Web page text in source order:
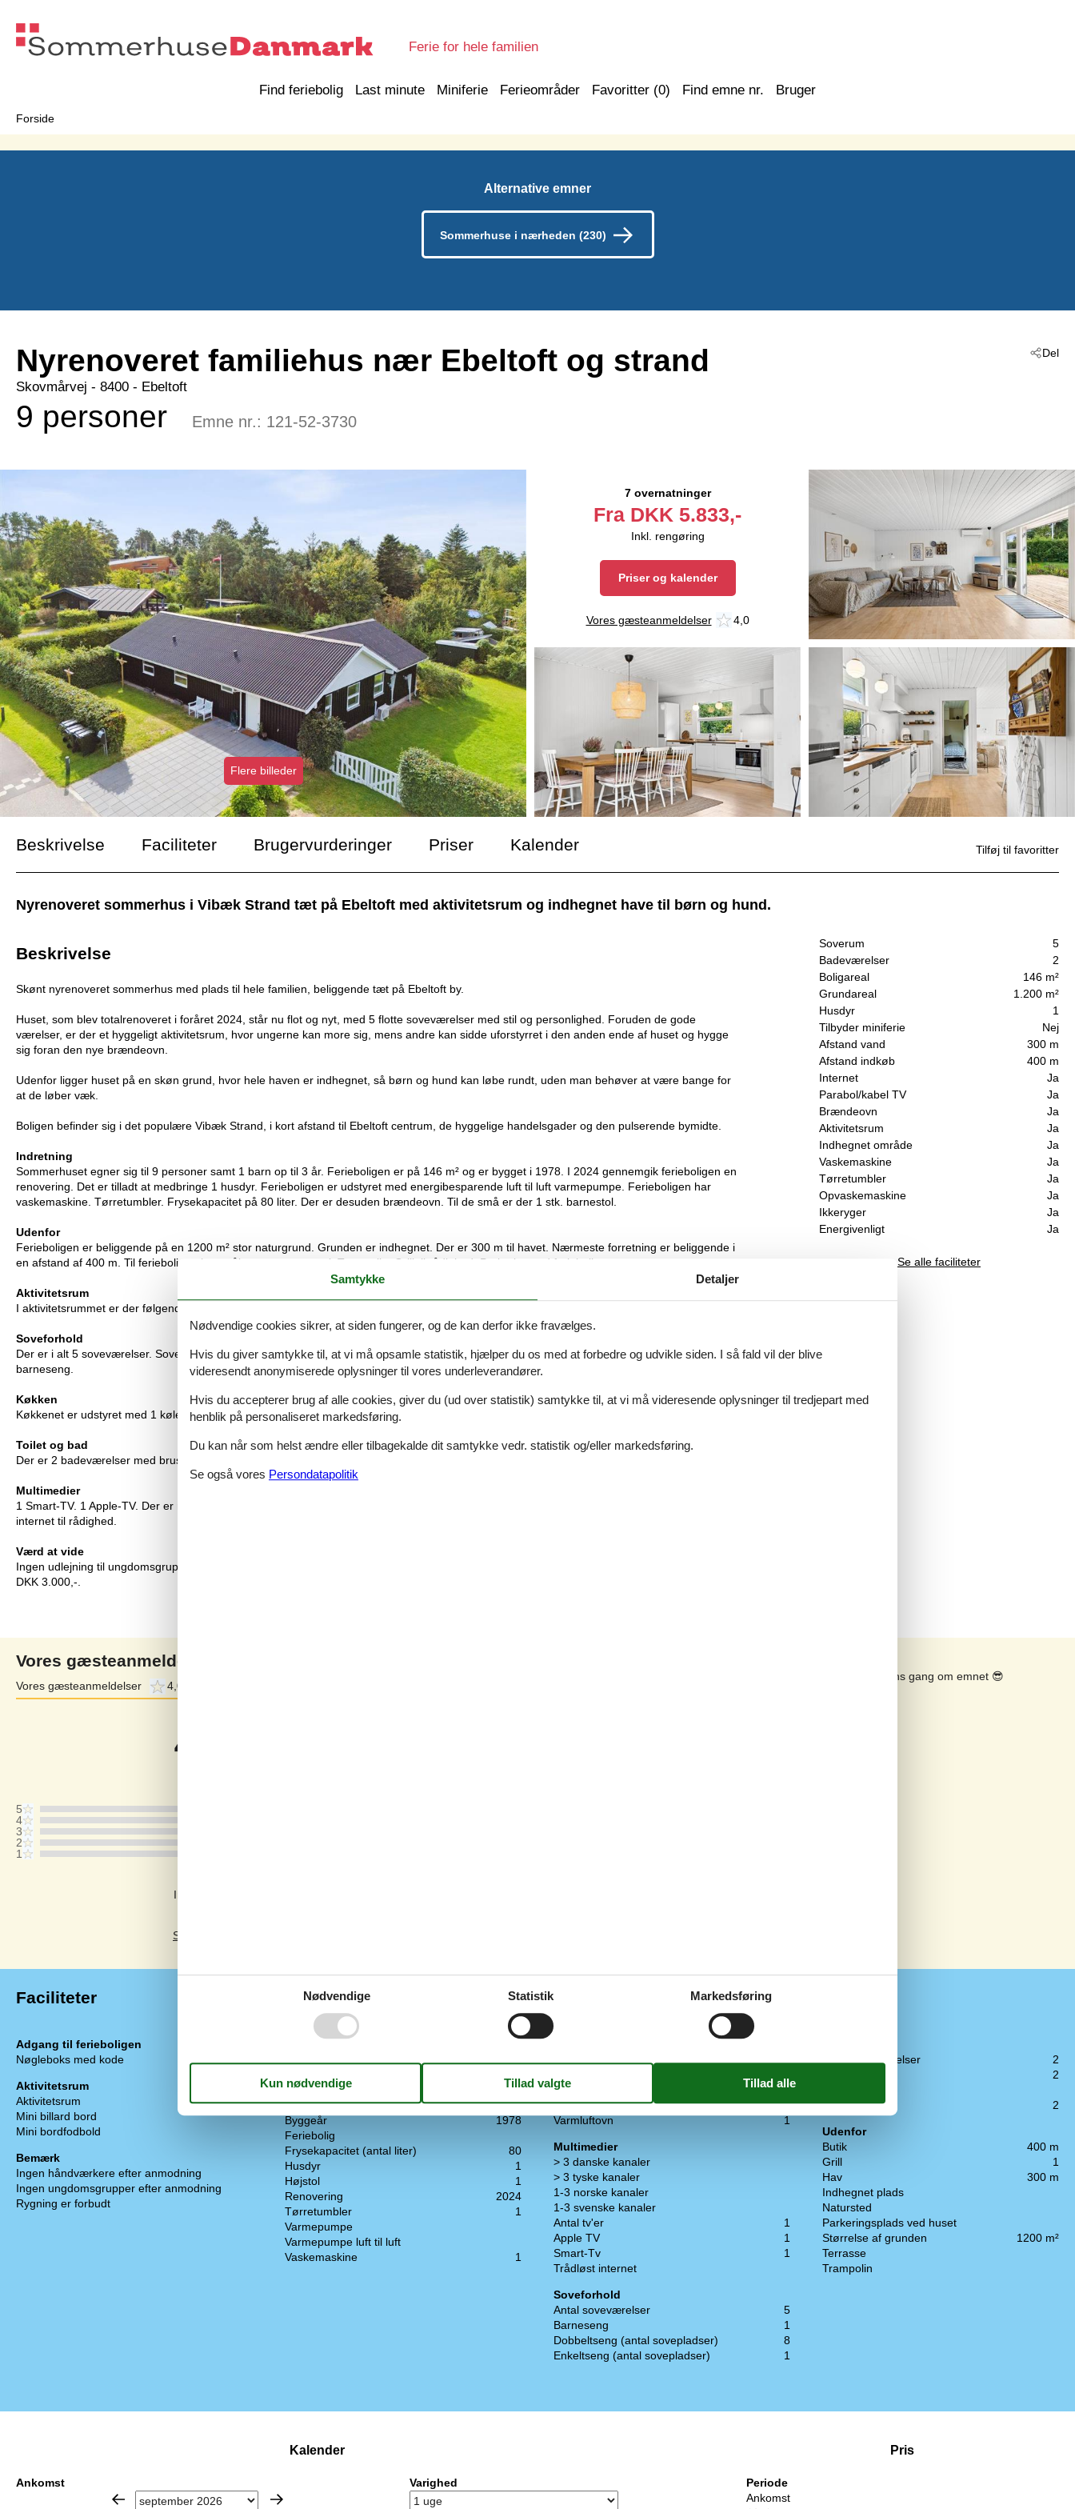
Ferie for hele familien
Find feriebolig Last minute Miniferie Ferieområder Favoritter (0) Find emne nr. Bruger
Forside
Alternative emner
Sommerhuse i nærheden (230)
Del
Nyrenoveret familiehus nær Ebeltoft og strand
Skovmårvej - 8400 - Ebeltoft
9 personer Emne nr.: 121-52-3730
Flere billeder
7 overnatninger
Fra DKK 5.833,-
Inkl. rengøring
Priser og kalender
Vores gæsteanmeldelser 4,0
Beskrivelse Faciliteter Brugervurderinger Priser Kalender
Nyrenoveret sommerhus i Vibæk Strand tæt på Ebeltoft med aktivitetsrum og indhegnet have til børn og hund.
Soverum
5
Badeværelser
2
Boligareal
146 m²
Grundareal
1.200 m²
Husdyr
1
Tilbyder miniferie
Nej
Afstand vand
300 m
Afstand indkøb
400 m
Internet
Ja
Parabol/kabel TV
Ja
Brændeovn
Ja
Aktivitetsrum
Ja
Indhegnet område
Ja
Vaskemaskine
Ja
Tørretumbler
Ja
Opvaskemaskine
Ja
Ikkeryger
Ja
Energivenligt
Ja
Se alle faciliteter
Tilføj til favoritter
Beskrivelse
Skønt nyrenoveret sommerhus med plads til hele familien, beliggende tæt på Ebeltoft by.
Huset, som blev totalrenoveret i foråret 2024, står nu flot og nyt, med 5 flotte soveværelser med stil og personlighed. Foruden de gode
værelser, er der et hyggeligt aktivitetsrum, hvor ungerne kan more sig, mens andre kan sidde uforstyrret i den anden ende af huset og hygge
sig foran den nye brændeovn.
Udenfor ligger huset på en skøn grund, hvor hele haven er indhegnet, så børn og hund kan løbe rundt, uden man behøver at være bange for
at de løber væk.
Boligen befinder sig i det populære Vibæk Strand, i kort afstand til Ebeltoft centrum, de hyggelige handelsgader og den pulserende bymidte.
Indretning
Sommerhuset egner sig til 9 personer samt 1 barn op til 3 år. Ferieboligen er på 146 m² og er bygget i 1978. I 2024 gennemgik ferieboligen en
renovering. Det er tilladt at medbringe 1 husdyr. Ferieboligen er udstyret med energibesparende luft til luft varmepumpe. Ferieboligen har
vaskemaskine. Tørretumbler. Frysekapacitet på 80 liter. Der er desuden brændeovn. Til de små er der 1 stk. barnestol.
Udenfor
Ferieboligen er beliggende på en 1200 m² stor naturgrund. Grunden er indhegnet. Der er 300 m til havet. Nærmeste forretning er beliggende i
en afstand af 400 m. Til ferieboligen hører åbent terrasseareal. Trampolin. Grill til rådighed. Parkering ved ferieboligen.
Aktivitetsrum
I aktivitetsrummet er der følgende udstyr: Mini billardbord. Mini bordfodbold.
Soveforhold
Der er i alt 5 soveværelser. Sovepladserne fordeler sig på: 8 sovepladser i dobbeltsenge. 1 soveplads i enkeltseng. Derudover er der 1 stk.
barneseng.
Køkken
Køkkenet er udstyret med 1 køleskab. Der er 4 keramiske kogeplader, varmluftovn, mikrobølgeovn samt opvaskemaskine.
Toilet og bad
Der er 2 badeværelser med bruseniche og 2 toiletter. Der er gulvvarme på 2 badeværelser.
Multimedier
1 Smart-TV. 1 Apple-TV. Der er mindst 4 danske kanaler. 1-3 svenske kanaler. 1-3 norske kanaler. Mindst 4 tyske kanaler. Der er trådløst
internet til rådighed.
Værd at vide
Ingen udlejning til ungdomsgrupper, hvor alle er 15-25 år. Rygning ikke tilladt. Ved overtrædelse af forbuddet opkræves et gebyr på minimum
DKK 3.000,-.
Vores gæsteanmeldelser
Vores gæsteanmeldelser 4,0
4,0
5
4
3
2
1
Ingen vurderinger har kommentarer.
Se 12 eksterne anmeldelser i stedet.
Se solens gang om emnet 😎
Faciliteter
Adgang til ferieboligen
Nøgleboks med kode
Aktivitetsrum
Aktivitetsrum
Mini billard bord
Mini bordfodbold
Bemærk
Ingen håndværkere efter anmodning
Ingen ungdomsgrupper efter anmodning
Rygning er forbudt
Antal børn (0-3 år)
1
Bebygget areal
146 m²
Brændeovn
1
Byggeår
1978
Feriebolig
Frysekapacitet (antal liter)
80
Husdyr
1
Højstol
1
Renovering
2024
Tørretumbler
1
Varmepumpe
Varmepumpe luft til luft
Vaskemaskine
1
Antal keramiske kogeplader
4
Mikrobølgeovn
1
Opvaskemaskine
1
Varmluftovn
1
Multimedier
> 3 danske kanaler
> 3 tyske kanaler
1-3 norske kanaler
1-3 svenske kanaler
Antal tv'er
1
Apple TV
1
Smart-Tv
1
Trådløst internet
Soveforhold
Antal soveværelser
5
Barneseng
1
Dobbeltseng (antal sovepladser)
8
Enkeltseng (antal sovepladser)
1
Antal badeværelser
2
2
Gulvvarme
2
Udenfor
Butik
400 m
Grill
1
Hav
300 m
Indhegnet plads
Natursted
Parkeringsplads ved huset
Størrelse af grunden
1200 m²
Terrasse
Trampolin
Kalender
Ankomst Varighed
Pris
Periode
Ankomst
Samtykke Detaljer
Nødvendige cookies sikrer, at siden fungerer, og de kan derfor ikke fravælges.
Hvis du giver samtykke til, at vi må opsamle statistik, hjælper du os med at forbedre og udvikle siden. I så fald vil der blive
videresendt anonymiserede oplysninger til vores underleverandører.
Hvis du accepterer brug af alle cookies, giver du (ud over statistik) samtykke til, at vi må videresende oplysninger til tredjepart med
henblik på personaliseret markedsføring.
Du kan når som helst ændre eller tilbagekalde dit samtykke vedr. statistik og/eller markedsføring.
Se også vores Persondatapolitik
Nødvendige Statistik Markedsføring